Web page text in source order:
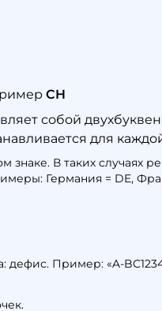
CH
собой
для
знаке. В таких случаях
Германия = DE,
дефис. Пример: «A-